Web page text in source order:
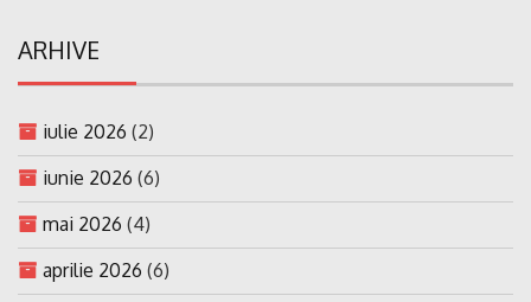
ARHIVE
iulie 2026 (2)
iunie 2026 (6)
mai 2026 (4)
aprilie 2026 (6)